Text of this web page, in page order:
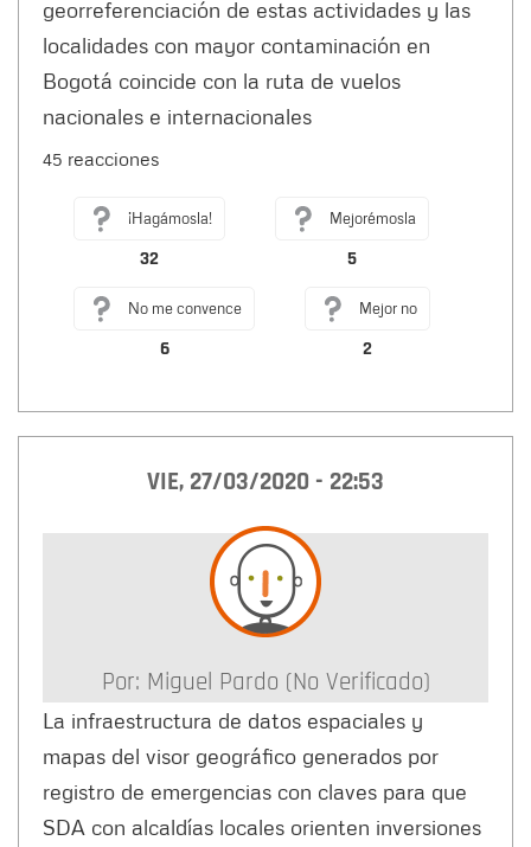
georreferenciación de estas actividades y las
localidades con mayor contaminación en
Bogotá coincide con la ruta de vuelos
nacionales e internacionales
45 reacciones
¡Hagámosla!
32
Mejorémosla
5
No me convence
6
Mejor no
2
VIE, 27/03/2020 - 22:53
Por: Miguel Pardo (no Verificado)
La infraestructura de datos espaciales y
mapas del visor geográfico generados por
registro de emergencias con claves para que
SDA con alcaldías locales orienten inversiones